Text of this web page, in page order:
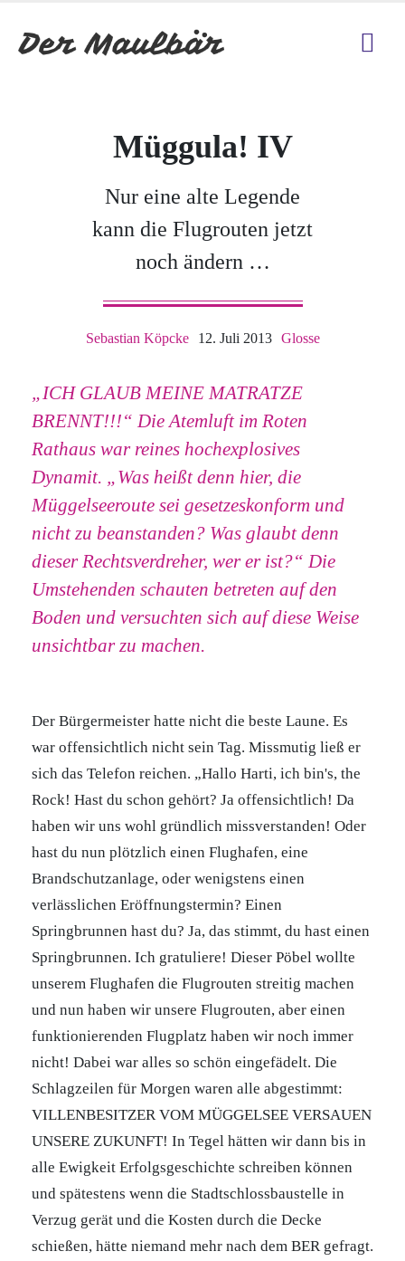
Müggula! IV
Nur eine alte Legende
kann die Flugrouten jetzt
noch ändern …
Sebastian Köpcke 12. Juli 2013 Glosse
„ICH GLAUB MEINE MATRATZE
BRENNT!!!“ Die Atemluft im Roten
Rathaus war reines hochexplosives
Dynamit. „Was heißt denn hier, die
Müggelseeroute sei gesetzeskonform und
nicht zu beanstanden? Was glaubt denn
dieser Rechtsverdreher, wer er ist?“ Die
Umstehenden schauten betreten auf den
Boden und versuchten sich auf diese Weise
unsichtbar zu machen.
Der Bürgermeister hatte nicht die beste Laune. Es
war offensichtlich nicht sein Tag. Missmutig ließ er
sich das Telefon reichen. „Hallo Harti, ich bin's, the
Rock! Hast du schon gehört? Ja offensichtlich! Da
haben wir uns wohl gründlich missverstanden! Oder
hast du nun plötzlich einen Flughafen, eine
Brandschutzanlage, oder wenigstens einen
verlässlichen Eröffnungstermin? Einen
Springbrunnen hast du? Ja, das stimmt, du hast einen
Springbrunnen. Ich gratuliere! Dieser Pöbel wollte
unserem Flughafen die Flugrouten streitig machen
und nun haben wir unsere Flugrouten, aber einen
funktionierenden Flugplatz haben wir noch immer
nicht! Dabei war alles so schön eingefädelt. Die
Schlagzeilen für Morgen waren alle abgestimmt:
VILLENBESITZER VOM MÜGGELSEE VERSAUEN
UNSERE ZUKUNFT! In Tegel hätten wir dann bis in
alle Ewigkeit Erfolgsgeschichte schreiben können
und spätestens wenn die Stadtschlossbaustelle in
Verzug gerät und die Kosten durch die Decke
schießen, hätte niemand mehr nach dem BER gefragt.